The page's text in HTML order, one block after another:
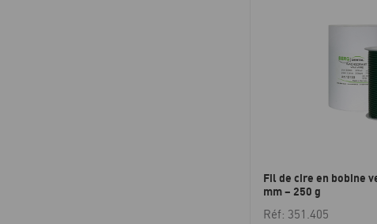
Fil de cire en bobine
mm – 250 g
Réf: 351.405